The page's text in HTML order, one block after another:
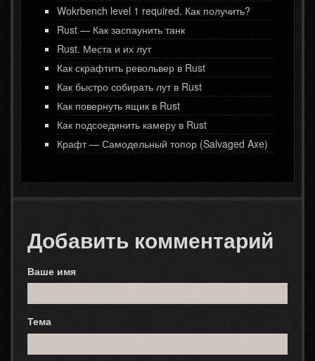
Wokrbench level 1 required. Как получить?
Rust — Как заспаунить танк
Rust. Места и их лут
Как скрафтить револьвер в Rust
Как быстро собирать лут в Rust
Как повернуть ящик в Rust
Как подсоединить камеру в Rust
Крафт — Самодельный топор (Salvaged Axe)
Добавить комментарий
Ваше имя
Тема